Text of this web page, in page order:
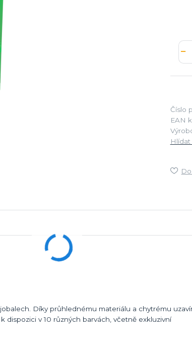
Číslo
EAN
Díky průhlednému materiálu a chytrému
dispozici v 10 různých barvách, včetně exkluzivní